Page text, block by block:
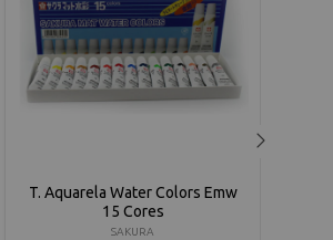
T. Aquarela Water Colors Emw
15 Cores
SAKURA